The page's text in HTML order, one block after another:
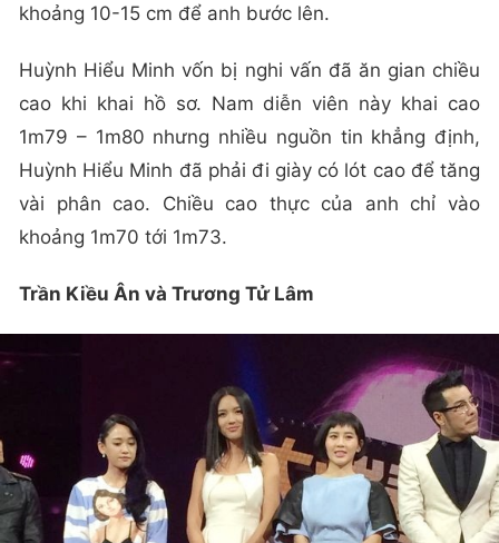
khoảng 10-15 cm để anh bước lên.
Huỳnh Hiểu Minh vốn bị nghi vấn đã ăn gian chiều
cao khi khai hồ sơ. Nam diễn viên này khai cao
1m79 – 1m80 nhưng nhiều nguồn tin khẳng định,
Huỳnh Hiểu Minh đã phải đi giày có lót cao để tăng
vài phân cao. Chiều cao thực của anh chỉ vào
khoảng 1m70 tới 1m73.
Trần Kiều Ân và Trương Tử Lâm